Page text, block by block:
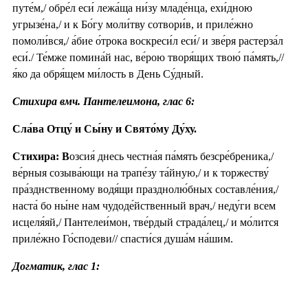
путе́м,/ обре́л еси́ лежа́ща ни́зу младе́нца, ехи́дною
угрызе́на,/ и к Бо́гу моли́тву сотвори́в, и приле́жно
помоли́вся,/ а́бие о́трока воскреси́л еси́/ и зве́ря растерза́л
еси́./ Те́мже помина́й нас, ве́рою творя́щих твою́ па́мять,//
я́ко да обря́щем ми́лость в День Су́дный.
Стихира вмч. Пантелеимона, глас 6:
Сла́ва Отцу́ и Сы́ну и Свято́му Ду́ху.
Стихира: Возсия́ днесь честна́я па́мять безсре́бреника,/
ве́рныя созыва́ющи на трапе́зу та́йную,/ и к торжеству́
пра́зднственному водя́щи празднолю́бных составле́ния,/
наста́ бо ны́не нам чудоде́йственный врач,/ неду́ги всем
исцеля́яй,/ Пантелеи́мон, тве́рдый страда́лец,/ и мо́лится
приле́жно Го́сподеви// спасти́ся душа́м на́шим.
Догматик, глас 1: